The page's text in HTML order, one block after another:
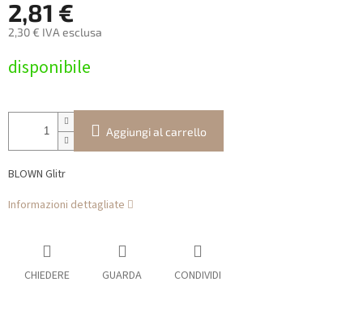
2,81 €
2,30 € IVA esclusa
della
disponibile
Aggiungi al carrello
BLOWN Glitr
Informazioni dettagliate
CHIEDERE GUARDA CONDIVIDI